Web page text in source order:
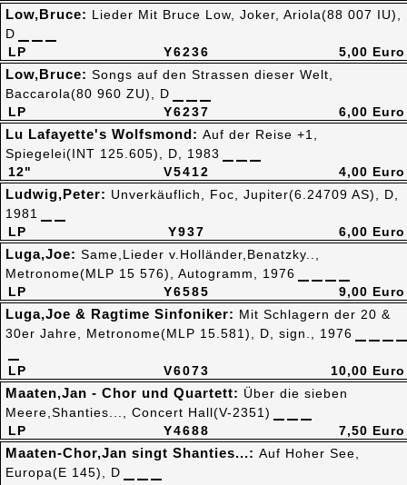
Y6236
LP
Low,Bruce: Lieder Mit Bruce Low, Joker, Ariola(88 007 IU),
D
5,00 Euro
Y6237
LP
Low,Bruce: Songs auf den Strassen dieser Welt,
Baccarola(80 960 ZU), D
6,00 Euro
V5412
12"
Lu Lafayette's Wolfsmond: Auf der Reise +1,
Spiegelei(INT 125.605), D, 1983
4,00 Euro
Y937
LP
Ludwig,Peter: Unverkäuflich, Foc, Jupiter(6.24709 AS), D,
1981
6,00 Euro
Y6585
LP
Luga,Joe: Same,Lieder v.Holländer,Benatzky..,
Metronome(MLP 15 576), Autogramm, 1976
9,00 Euro
V6073
LP
Luga,Joe & Ragtime Sinfoniker: Mit Schlagern der 20 &
30er Jahre, Metronome(MLP 15.581), D, sign., 1976
10,00 Euro
Y4688
LP
Maaten,Jan - Chor und Quartett: Über die sieben
Meere,Shanties..., Concert Hall(V-2351)
7,50 Euro
Maaten-Chor,Jan singt Shanties...: Auf Hoher See,
Europa(E 145), D